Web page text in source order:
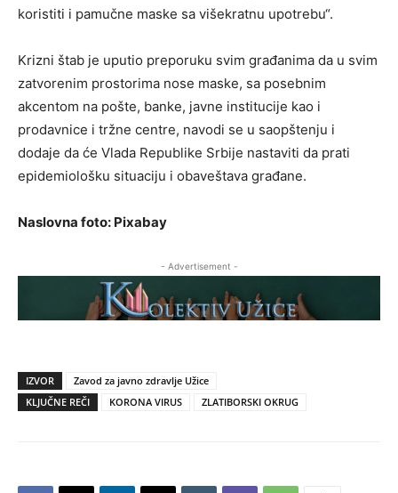
koristiti i pamučne maske ѕa višekratnu upotrebu“.
Krizni štab je uputio preporuku svim građanima da u svim
zatvorenim prostorima nose maske, sa posebnim
akcentom na pošte, banke, javne institucije kao i
prodavnice i tržne centre, navodi se u saopštenju i
dodaje da će Vlada Republike Srbije nastaviti da prati
epidemiološku situaciju i obaveštava građane.
Naslovna foto: Pixabay
- Advertisement -
IZVOR
Zavod za javno zdravlje Užice
KLJUČNE REČI
KORONA VIRUS ZLATIBORSKI OKRUG